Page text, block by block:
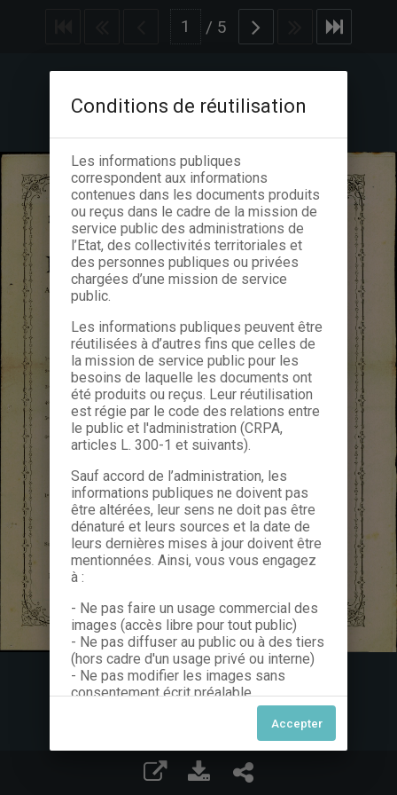
/ 5
Conditions de réutilisation
Les informations publiques
correspondent aux informations
contenues dans les documents produits
ou reçus dans le cadre de la mission de
service public des administrations de
l’Etat, des collectivités territoriales et
des personnes publiques ou privées
chargées d’une mission de service
public.
Les informations publiques peuvent être
réutilisées à d’autres fins que celles de
la mission de service public pour les
besoins de laquelle les documents ont
été produits ou reçus. Leur réutilisation
est régie par le code des relations entre
le public et l'administration (CRPA,
articles L. 300-1 et suivants).
Sauf accord de l’administration, les
informations publiques ne doivent pas
être altérées, leur sens ne doit pas être
dénaturé et leurs sources et la date de
leurs dernières mises à jour doivent être
mentionnées. Ainsi, vous vous engagez
à :
- Ne pas faire un usage commercial des
images (accès libre pour tout public)
- Ne pas diffuser au public ou à des tiers
(hors cadre d'un usage privé ou interne)
- Ne pas modifier les images sans
consentement écrit préalable
Dans le cas contraire, nous vous invitons
à nous contacter afin de solliciter le type
de Licence souhaitée parmi celles
proposées et le cas échéant, acquitter